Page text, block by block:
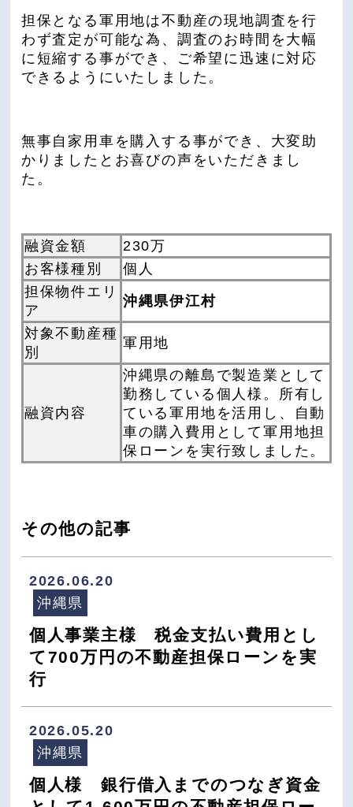
担保となる軍用地は不動産の現地調査を行
わず査定が可能な為、調査のお時間を大幅
に短縮する事ができ、ご希望に迅速に対応
できるようにいたしました。
無事自家用車を購入する事ができ、大変助
かりましたとお喜びの声をいただきまし
た。
融資金額
230万
お客様種別
個人
担保物件エリ
ア
沖縄県伊江村
対象不動産種
別
軍用地
融資内容
沖縄県の離島で製造業として
勤務している個人様。所有し
ている軍用地を活用し、自動
車の購入費用として軍用地担
保ローンを実行致しました。
その他の記事
2026.06.20
沖縄県
個人事業主様 税金支払い費用とし
て700万円の不動産担保ローンを実
行
2026.05.20
沖縄県
個人様 銀行借入までのつなぎ資金